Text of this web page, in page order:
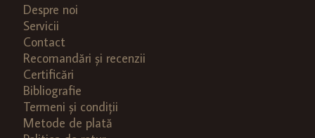
Despre noi
Servicii
Contact
Recomandări și recenzii
Certificări
Bibliografie
Termeni și condiții
Metode de plată